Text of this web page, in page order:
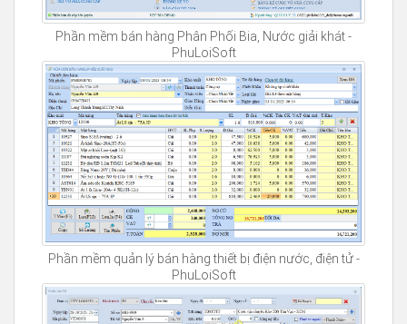
Phần mềm bán hàng Phân Phối Bia, Nước giải khát -
PhuLoiSoft
Phần mềm quản lý bán hàng thiết bị điện nước, điện tử -
PhuLoiSoft